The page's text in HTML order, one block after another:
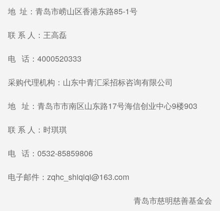
地 址：青岛市崂山区香港东路85-1号
联 系 人：王高磊
电 话：4000520333
采购代理机构：山东中青汇采招标咨询有限公司
地 址：青岛市市南区山东路17号海信创业中心9楼903
联 系 人：时琪琪
电 话：0532-85859806
电子邮件：zqhc_shiqiqi@163.com
青岛市慈明慈善基金会